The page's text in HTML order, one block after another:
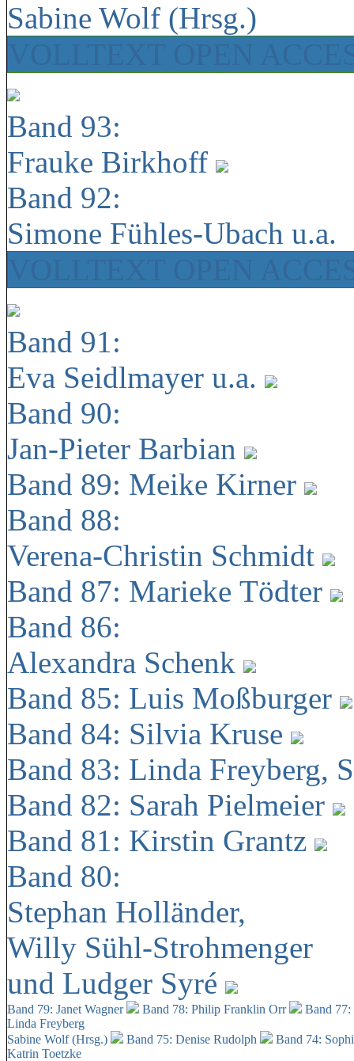
Sabine Wolf (Hrsg.)
Band 93:
Frauke Birkhoff
Band 92:
Simone Fühles-Ubach u.a.
Band 91:
Eva Seidlmayer u.a.
Band 90:
Jan-Pieter Barbian
Band 89: Meike Kirner
Band 88:
Verena-Christin Schmidt
Band 87: Marieke Tödter
Band 86:
Alexandra Schenk
Band 85: Luis Moßburger
Band 84: Silvia Kruse
Band 83: Linda Freyberg,
Band 82: Sarah Pielmeier
Band 81: Kirstin Grantz
Band 80:
Stephan Holländer,
Willy Sühl-Strohmenger
und Ludger Syré
Band 79: Janet Wagner Band 78: Philip Franklin Orr
Band
Linda Freyberg
Sabine Wolf (Hrsg.)
Band 75: Denise Rudolph
Band 74:
Katrin Toetzke